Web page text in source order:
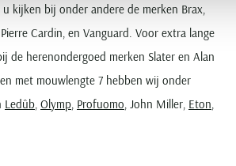
kijken bij onder andere de merken Brax,
Cardin, en Vanguard. Voor extra lange
de herenondergoed merken Slater en Alan
met mouwlengte 7 hebben wij onder
Ledûb Olymp Profuomo , John Miller, Eton